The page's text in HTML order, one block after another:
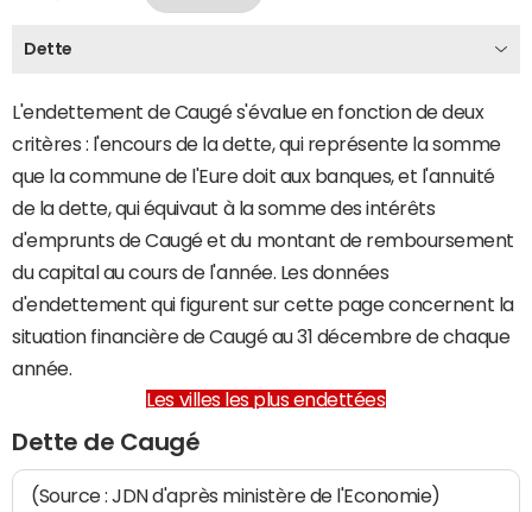
Dette
L'endettement de Caugé s'évalue en fonction de deux
critères : l'encours de la dette, qui représente la somme
que la commune de l'Eure doit aux banques, et l'annuité
de la dette, qui équivaut à la somme des intérêts
d'emprunts de Caugé et du montant de remboursement
du capital au cours de l'année. Les données
d'endettement qui figurent sur cette page concernent la
situation financière de Caugé au 31 décembre de chaque
année.
Les villes les plus endettées
Dette de Caugé
(Source : JDN d'après ministère de l'Economie)